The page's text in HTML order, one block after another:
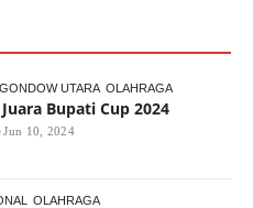
UTARA OLAHRAGA
Bupati Cup 2024
Jun 10, 2024
OLAHRAGA